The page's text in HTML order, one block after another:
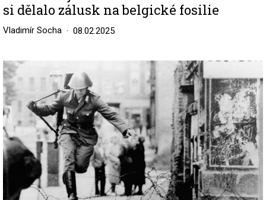
si dělalo zálusk na belgické fosilie
Vladimír Socha 08.02.2025
Image